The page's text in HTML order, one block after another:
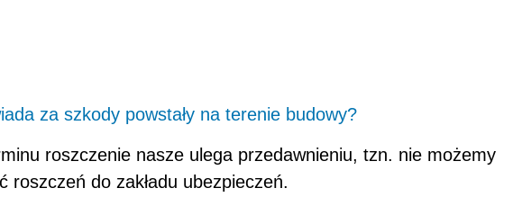
za szkody powstały na terenie budowy?
roszczenie nasze ulega przedawnieniu, tzn. nie możemy
roszczeń do zakładu ubezpieczeń.